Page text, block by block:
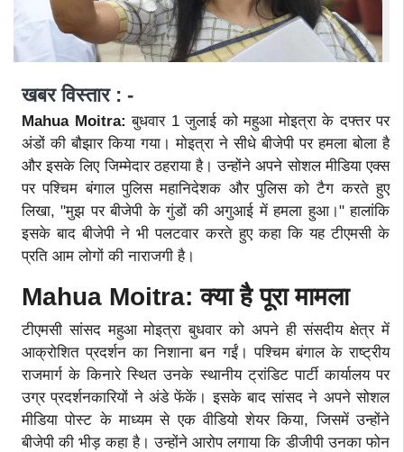
खबर विस्तार : -
Mahua Moitra:बुधवार 1 जुलाई को महुआ मोइत्रा के दफ्तर पर
अंडों की बौझार किया गया। मोइत्रा ने सीधे बीजेपी पर हमला बोला है
और इसके लिए जिम्मेदार ठहराया है। उन्होंने अपने सोशल मीडिया एक्स
पर पश्चिम बंगाल पुलिस महानिदेशक और पुलिस को टैग करते हुए
लिखा, "मुझ पर बीजेपी के गुंडों की अगुआई में हमला हुआ।" हालांकि
इसके बाद बीजेपी ने भी पलटवार करते हुए कहा कि यह टीएमसी के
प्रति आम लोगों की नाराजगी है।
Mahua Moitra: क्या है पूरा मामला
टीएमसी सांसद महुआ मोइत्रा बुधवार को अपने ही संसदीय क्षेत्र में
आक्रोशित प्रदर्शन का निशाना बन गईं। पश्चिम बंगाल के राष्ट्रीय
राजमार्ग के किनारे स्थित उनके स्थानीय ट्रांडिट पार्टी कार्यालय पर
उग्र प्रदर्शनकारियों ने अंडे फेंकें। इसके बाद सांसद ने अपने सोशल
मीडिया पोस्ट के माध्यम से एक वीडियो शेयर किया, जिसमें उन्होंने
बीजेपी की भीड़ कहा है। उन्होंने आरोप लगाया कि डीजीपी उनका फोन